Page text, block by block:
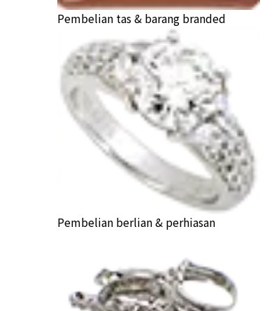
Pembelian tas & barang branded
Pembelian berlian & perhiasan